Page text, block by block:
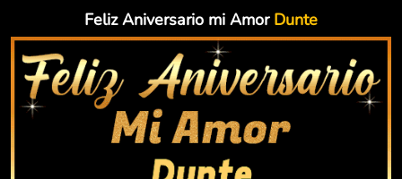
Feliz Aniversario mi Amor Dunte